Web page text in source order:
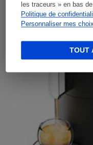
les traceurs » en bas
Politique de
Personnaliser mes
TOUT